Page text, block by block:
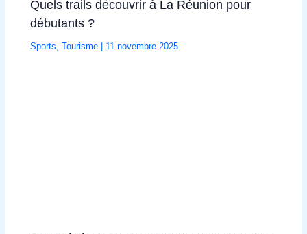
Quels trails découvrir à La Réunion pour
débutants ?
Sports,Tourisme 11 novembre 2025